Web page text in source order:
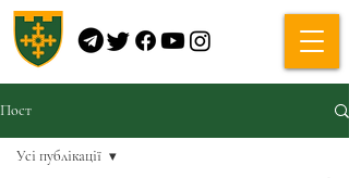
Пост
Усі публікації